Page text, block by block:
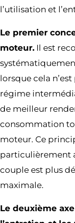
l’utilisation et
Le premier
moteur. Il est
lorsque cela
régime
de meilleur
consommation
moteur. Ce
particulièrement
couple est plus
maximale.
Le deuxième